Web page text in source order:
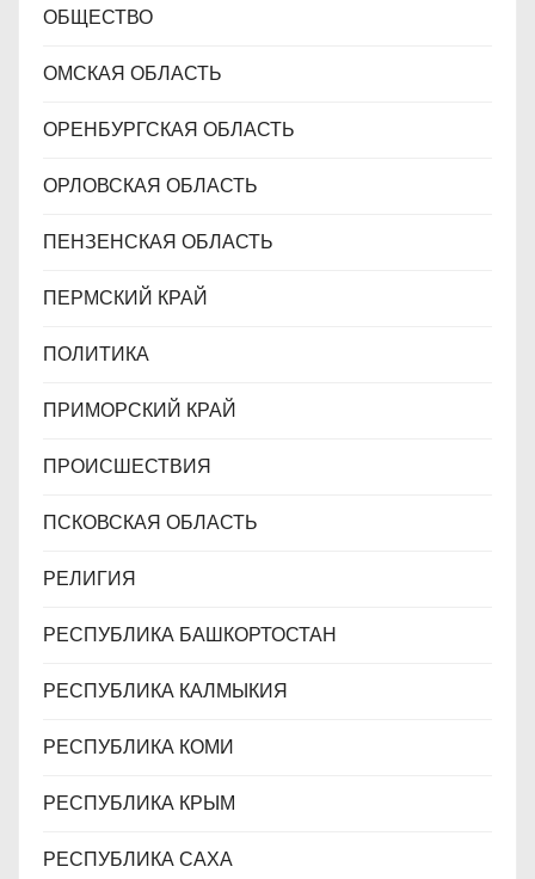
ОБЩЕСТВО
ОМСКАЯ ОБЛАСТЬ
ОРЕНБУРГСКАЯ ОБЛАСТЬ
ОРЛОВСКАЯ ОБЛАСТЬ
ПЕНЗЕНСКАЯ ОБЛАСТЬ
ПЕРМСКИЙ КРАЙ
ПОЛИТИКА
ПРИМОРСКИЙ КРАЙ
ПРОИСШЕСТВИЯ
ПСКОВСКАЯ ОБЛАСТЬ
РЕЛИГИЯ
РЕСПУБЛИКА БАШКОРТОСТАН
РЕСПУБЛИКА КАЛМЫКИЯ
РЕСПУБЛИКА КОМИ
РЕСПУБЛИКА КРЫМ
РЕСПУБЛИКА САХА